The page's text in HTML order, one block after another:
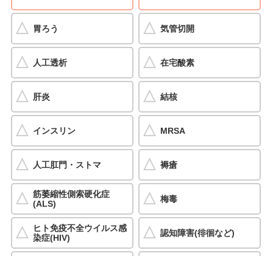
胃ろう 気管切開
人工透析 在宅酸素
肝炎 結核
インスリン MRSA
人工肛門・ストマ 褥瘡
筋萎縮性側索硬化症
(ALS)
梅毒
ヒト免疫不全ウイルス感
染症(HIV)
認知障害(徘徊など)